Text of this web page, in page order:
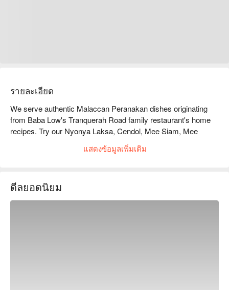
รายละเอียด
We serve authentic Malaccan Peranakan dishes originating
from Baba Low's Tranquerah Road family restaurant's home
recipes. Try our Nyonya Laksa, Cendol, Mee Siam, Mee
Goreng Nyonya, Mee Goreng Sejuk, Popiah Peranakan and a
variety of Chicken (Ayam) and Seafood dishes in individual
Brickfields, Kuala Lumpur.
แสดงข้อมูลเพิ่มเติม
ดีลยอดนิยม